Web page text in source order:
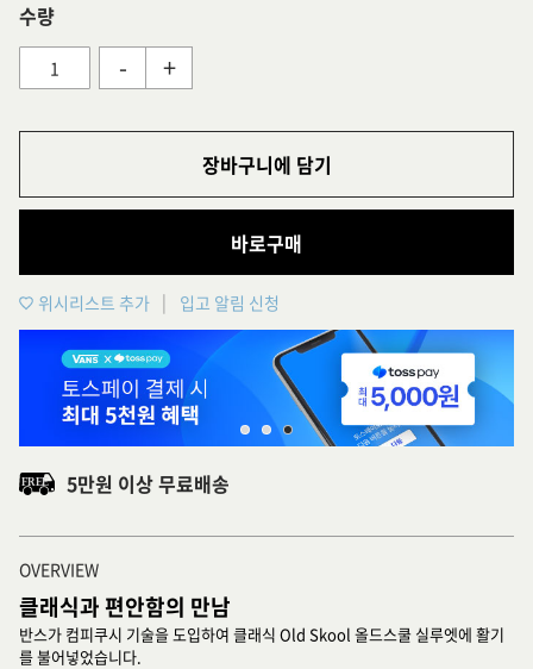
수량
- +
장바구니에 담기
바로구매
위시리스트 추가 입고 알림 신청
5만원 이상 무료배송
OVERVIEW
클래식과 편안함의 만남
반스가 컴피쿠시 기술을 도입하여 클래식 Old Skool 올드스쿨 실루엣에 활기
를 불어넣었습니다.